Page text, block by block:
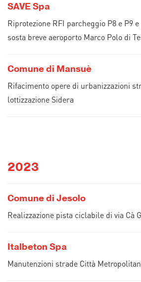
SAVE Spa
Riprotezione RFI parcheggio P8 e P9
sosta breve aeroporto Marco Polo di
Comune di Mansuè
Rifacimento opere di urbanizzazioni
lottizzazione Sidera
2023
Comune di Jesolo
Realizzazione pista ciclabile di via Cà
Italbeton Spa
Manutenzioni strade Città